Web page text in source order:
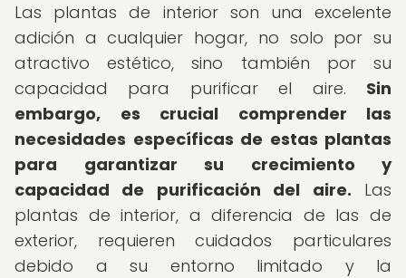
Las plantas de interior son una excelente
adición a cualquier hogar, no solo por su
atractivo estético, sino también por su
capacidad para purificar el aire. Sin
embargo, es crucial comprender las
necesidades específicas de estas plantas
para garantizar su crecimiento y
capacidad de purificación del aire. Las
plantas de interior, a diferencia de las de
exterior, requieren cuidados particulares
debido a su entorno limitado y la